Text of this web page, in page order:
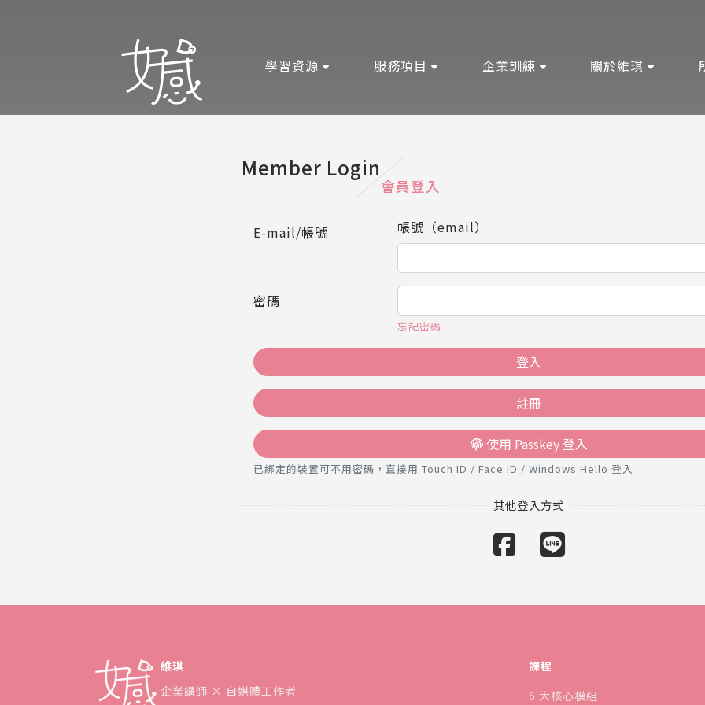
學習資源 服務項目 企業訓練 關於維琪
Member Login
會員登入
E-mail/帳號 帳號（email）
密碼
忘記密碼
登入
註冊
使用 Passkey 登入
已綁定的裝置可不用密碼，直接用 Touch ID / Face ID / Windows Hello 登入
維琪
企業講師 × 自媒體工作者
課程
6 大核心模組